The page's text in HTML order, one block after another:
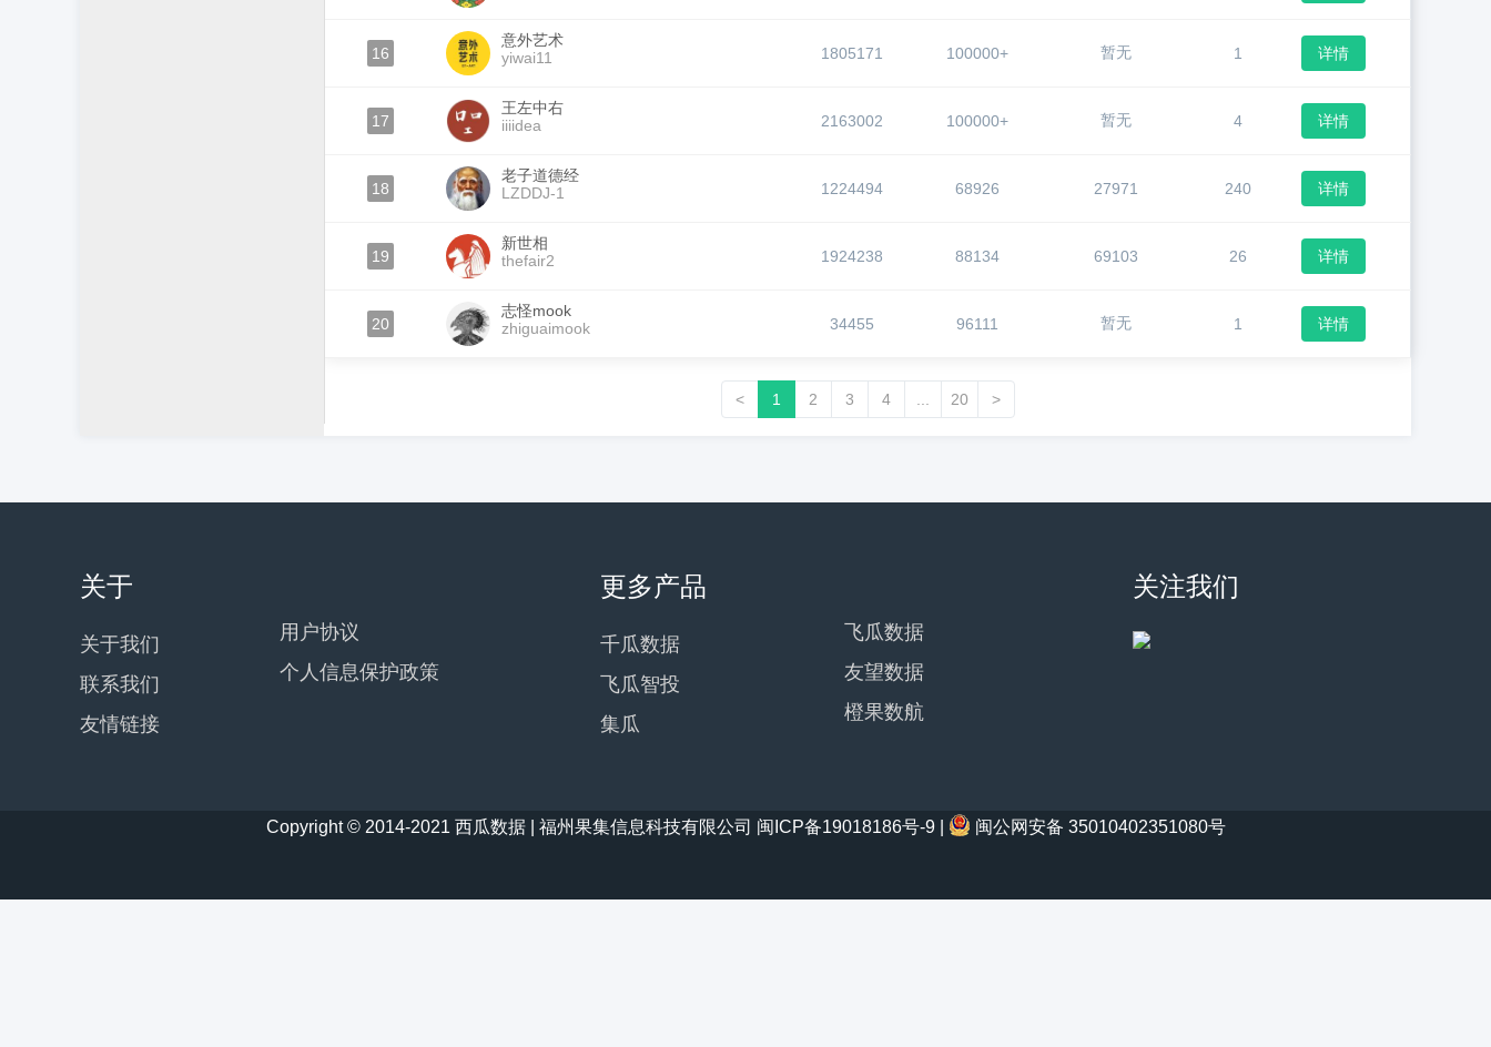
16
意外艺术
yiwai11
1805171 100000+ 暂无 1 详情
17
王左中右
iiiidea
2163002 100000+ 暂无 4 详情
18
老子道德经
LZDDJ-1
1224494 68926 27971 240 详情
19
新世相
thefair2
1924238 88134 69103 26 详情
20
志怪mook
zhiguaimook
34455 96111 暂无 1 详情
< 1 2 3 4 20 >
关于
关于我们
联系我们
友情链接
用户协议
个人信息保护政策
更多产品
千瓜数据
飞瓜智投
集瓜
飞瓜数据
友望数据
橙果数航
关注我们
Copyright © 2014-2021 西瓜数据 | 福州果集信息科技有限公司 闽ICP备19018186号-9 闽公网安备 35010402351080号